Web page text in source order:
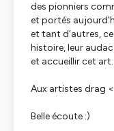
des pionniers
et portés
et tant d’autres,
histoire, leur
et accueillir cet art.
Aux artistes drag
Belle écoute :)